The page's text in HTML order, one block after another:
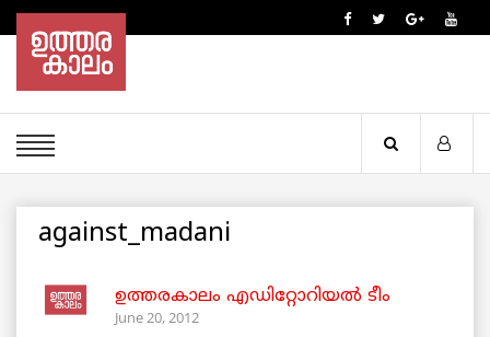
against_madani
ഉത്തരകാലം എഡിറ്റോറിയല്‍ ടീം
June 20, 2012